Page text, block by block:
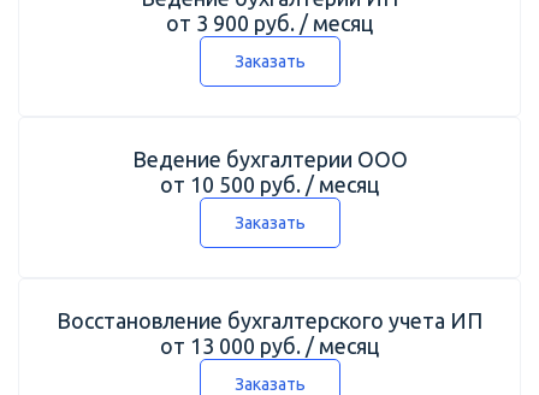
от 3 900 руб. / месяц
Заказать
Ведение бухгалтерии ООО
от 10 500 руб. / месяц
Заказать
Восстановление бухгалтерского учета ИП
от 13 000 руб. / месяц
Заказать